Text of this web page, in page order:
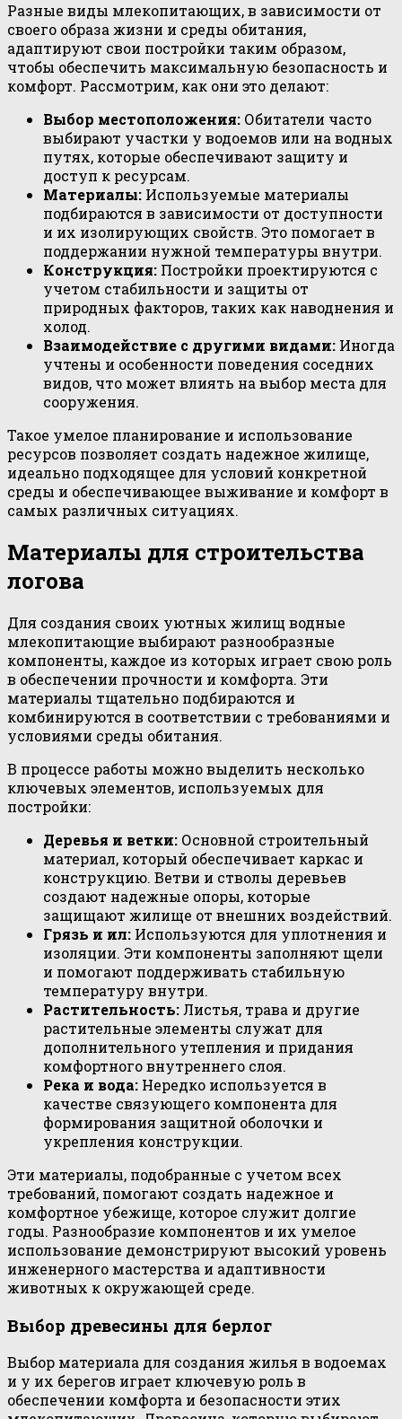
Разные виды млекопитающих, в зависимости от
своего образа жизни и среды обитания,
адаптируют свои постройки таким образом,
чтобы обеспечить максимальную безопасность и
комфорт. Рассмотрим, как они это делают:
Выбор местоположения: Обитатели часто
выбирают участки у водоемов или на водных
путях, которые обеспечивают защиту и
доступ к ресурсам.
Материалы: Используемые материалы
подбираются в зависимости от доступности
и их изолирующих свойств. Это помогает в
поддержании нужной температуры внутри.
Конструкция: Постройки проектируются с
учетом стабильности и защиты от
природных факторов, таких как наводнения и
холод.
Взаимодействие с другими видами: Иногда
учтены и особенности поведения соседних
видов, что может влиять на выбор места для
сооружения.
Такое умелое планирование и использование
ресурсов позволяет создать надежное жилище,
идеально подходящее для условий конкретной
среды и обеспечивающее выживание и комфорт в
самых различных ситуациях.
Материалы для строительства
логова
Для создания своих уютных жилищ водные
млекопитающие выбирают разнообразные
компоненты, каждое из которых играет свою роль
в обеспечении прочности и комфорта. Эти
материалы тщательно подбираются и
комбинируются в соответствии с требованиями и
условиями среды обитания.
В процессе работы можно выделить несколько
ключевых элементов, используемых для
постройки:
Деревья и ветки: Основной строительный
материал, который обеспечивает каркас и
конструкцию. Ветви и стволы деревьев
создают надежные опоры, которые
защищают жилище от внешних воздействий.
Грязь и ил: Используются для уплотнения и
изоляции. Эти компоненты заполняют щели
и помогают поддерживать стабильную
температуру внутри.
Растительность: Листья, трава и другие
растительные элементы служат для
дополнительного утепления и придания
комфортного внутреннего слоя.
Река и вода: Нередко используется в
качестве связующего компонента для
формирования защитной оболочки и
укрепления конструкции.
Эти материалы, подобранные с учетом всех
требований, помогают создать надежное и
комфортное убежище, которое служит долгие
годы. Разнообразие компонентов и их умелое
использование демонстрируют высокий уровень
инженерного мастерства и адаптивности
животных к окружающей среде.
Выбор древесины для берлог
Выбор материала для создания жилья в водоемах
и у их берегов играет ключевую роль в
обеспечении комфорта и безопасности этих